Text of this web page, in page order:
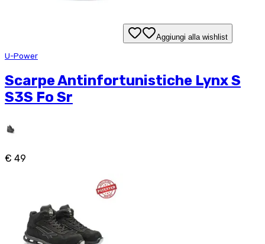
Aggiungi alla wishlist
U-Power
Scarpe Antinfortunistiche Lynx S
S3S Fo Sr
€ 49